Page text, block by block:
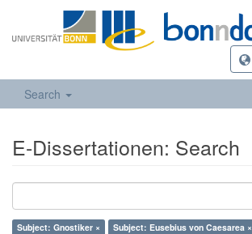
Search
E-Dissertationen: Search
Subject: Gnostiker ×
Subject: Eusebius von Caesarea ×